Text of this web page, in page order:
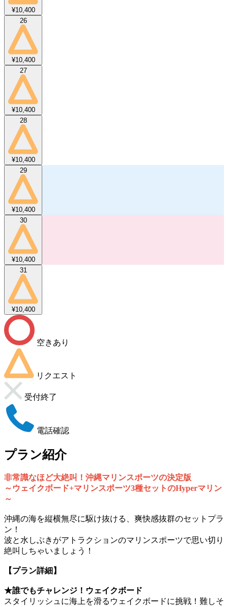
¥10,400
26
¥10,400
27
¥10,400
28
¥10,400
29
¥10,400
30
¥10,400
31
¥10,400
空きあり
リクエスト
受付終了
電話確認
プラン紹介
非常識なほど大絶叫！沖縄マリンスポーツの決定版
～ウェイクボード+マリンスポーツ3種セットのHyperマリン
～
沖縄の海を縦横無尽に駆け抜ける、爽快感抜群のセットプラ
ン！
波と水しぶきがアトラクションのマリンスポーツで思い切り
絶叫しちゃいましょう！
【プラン詳細】
★誰でもチャレンジ！ウェイクボード
スタイリッシュに海上を滑るウェイクボードに挑戦！難しそ